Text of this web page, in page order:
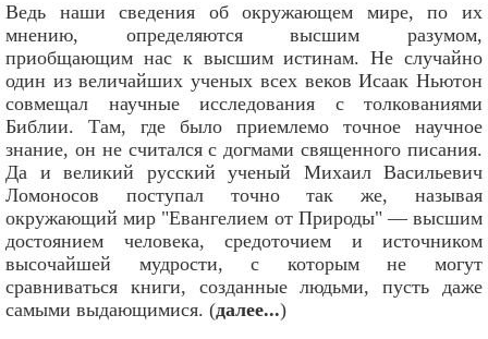
Ведь наши сведения об окружающем мире, по их
мнению, определяются высшим разумом,
приобщающим нас к высшим истинам. Не случайно
один из величайших ученых всех веков Исаак Ньютон
совмещал научные исследования с толкованиями
Библии. Там, где было приемлемо точное научное
знание, он не считался с догмами священного писания.
Да и великий русский ученый Михаил Васильевич
Ломоносов поступал точно так же, называя
окружающий мир "Евангелием от Природы" — высшим
достоянием человека, средоточием и источником
высочайшей мудрости, с которым не могут
сравниваться книги, созданные людьми, пусть даже
самыми выдающимися. (далее...)